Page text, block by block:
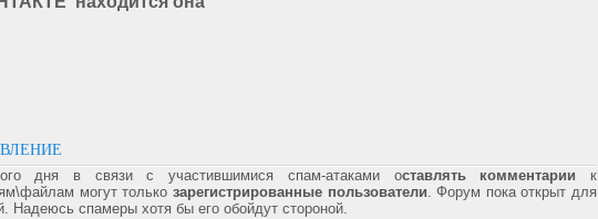
дня в связи с участившимися спам-атаками оставлять комментарии к
могут только зарегистрированные пользователи. Форум пока открыт для
Надеюсь спамеры хотя бы его обойдут стороной.